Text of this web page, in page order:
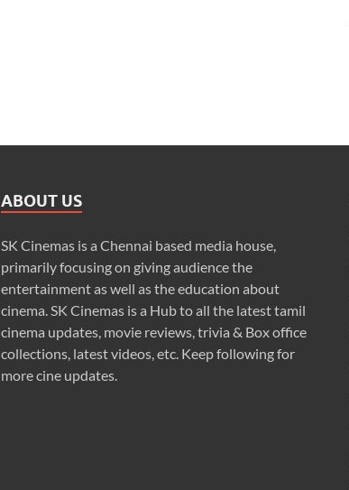
ABOUT US
SK Cinemas is a Chennai based media house,
primarily focusing on giving audience the
entertainment as well as the education about
cinema. SK Cinemas is a Hub to all the latest tamil
cinema updates, movie reviews, trivia & Box office
collections, latest videos, etc. Keep following for
more cine updates.